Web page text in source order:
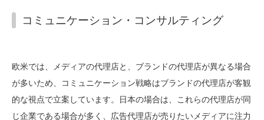
コミュニケーション・コンサルティング
欧米では、メディアの代理店と、ブランドの代理店が異なる場合
が多いため、コミュニケーション戦略はブランドの代理店が客観
的な視点で立案しています。日本の場合は、これらの代理店が同
じ企業である場合が多く、広告代理店が売りたいメディアに注力